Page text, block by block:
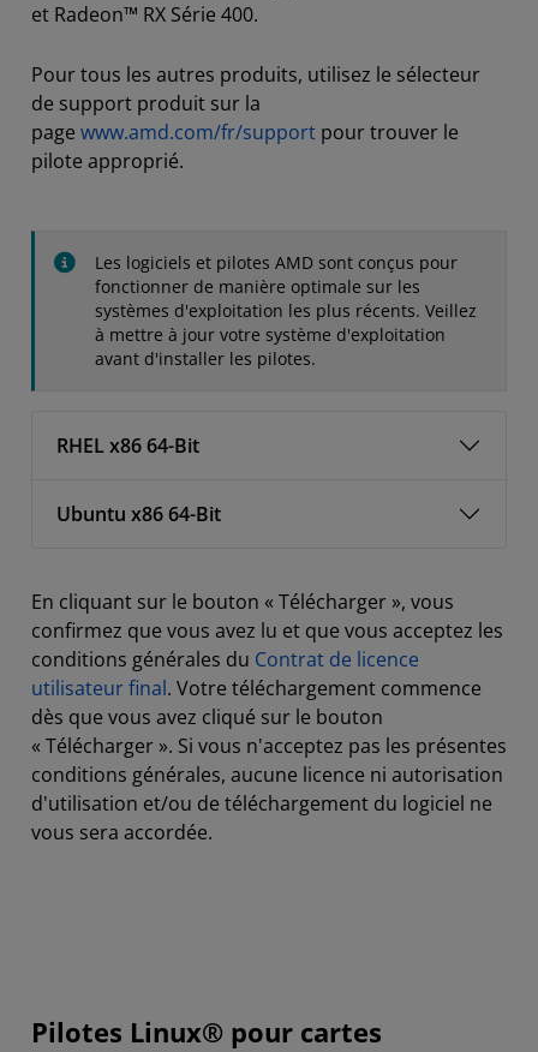
et Radeon™ RX Série 400.
Pour tous les autres produits, utilisez le sélecteur
de support produit sur la
page www.amd.com/fr/support pour trouver le
pilote approprié.
Les logiciels et pilotes AMD sont conçus pour
fonctionner de manière optimale sur les
systèmes d'exploitation les plus récents. Veillez
à mettre à jour votre système d'exploitation
avant d'installer les pilotes.
RHEL x86 64-Bit
Ubuntu x86 64-Bit
En cliquant sur le bouton « Télécharger », vous
confirmez que vous avez lu et que vous acceptez les
conditions générales du Contrat de licence
utilisateur final. Votre téléchargement commence
dès que vous avez cliqué sur le bouton
« Télécharger ». Si vous n'acceptez pas les présentes
conditions générales, aucune licence ni autorisation
d'utilisation et/ou de téléchargement du logiciel ne
vous sera accordée.
Pilotes Linux® pour cartes